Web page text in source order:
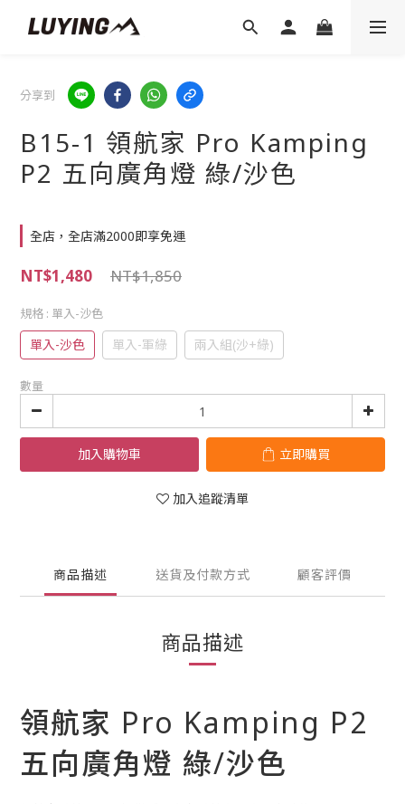
分享到
B15-1 領航家 Pro Kamping
P2 五向廣角燈 綠/沙色
全店，全店滿2000即享免運
NT$1,850
NT$1,480
規格 : 單入-沙色
單入-沙色 單入-軍綠 兩入組(沙+綠)
數量
加入購物車 立即購買
加入追蹤清單
商品描述 送貨及付款方式 顧客評價
商品描述
領航家 Pro Kamping P2
五向廣角燈 綠/沙色